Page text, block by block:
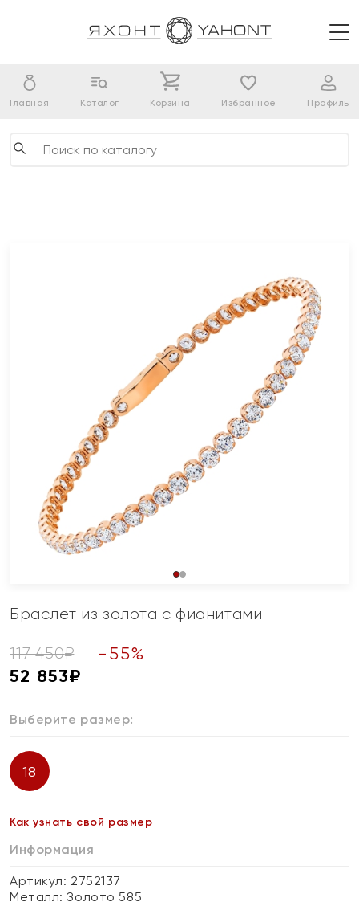
Главная Каталог Корзина Избранное Профиль
Браслет из золота с фианитами
117 450₽ - 55%
52 853₽
Выберите размер:
18
Как узнать свой размер
Информация
Артикул: 2752137
Металл:Золото 585